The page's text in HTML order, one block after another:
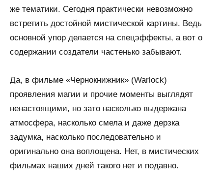
же тематики. Сегодня практически невозможно
встретить достойной мистической картины. Ведь
основной упор делается на спецэффекты, а вот о
содержании создатели частенько забывают.
Да, в фильме «Чернокнижник» (Warlock)
проявления магии и прочие моменты выглядят
ненастоящими, но зато насколько выдержана
атмосфера, насколько смела и даже дерзка
задумка, насколько последовательно и
оригинально она воплощена. Нет, в мистических
фильмах наших дней такого нет и подавно.